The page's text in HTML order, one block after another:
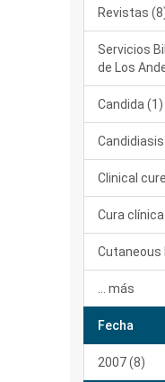
Revistas
Servicios
de Los
Candida (1)
Clinical
Cura
Cutaneous
... más
Fecha
2007 (8)